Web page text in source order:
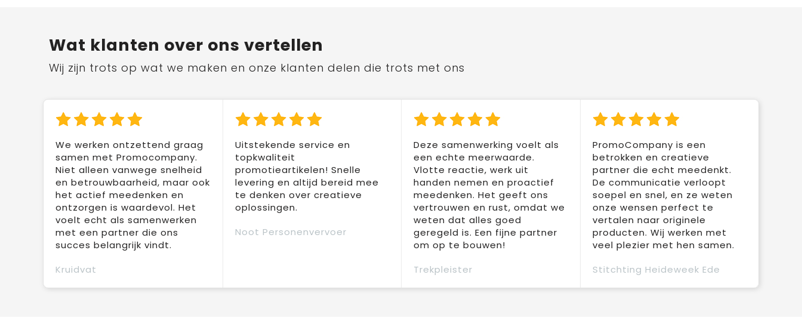
Wat klanten over ons vertellen
Wij zijn trots op wat we maken en onze klanten delen die trots met ons
We werken ontzettend graag
samen met Promocompany.
Niet alleen vanwege snelheid
en betrouwbaarheid, maar ook
het actief meedenken en
ontzorgen is waardevol. Het
voelt echt als samenwerken
met een partner die ons
succes belangrijk vindt.
Kruidvat
Uitstekende service en
topkwaliteit
promotieartikelen! Snelle
levering en altijd bereid mee
te denken over creatieve
oplossingen.
Noot Personenvervoer
Deze samenwerking voelt als
een echte meerwaarde.
Vlotte reactie, werk uit
handen nemen en proactief
meedenken. Het geeft ons
vertrouwen en rust, omdat we
weten dat alles goed
geregeld is. Een fijne partner
om op te bouwen!
Trekpleister
PromoCompany is een
betrokken en creatieve
partner die echt meedenkt.
De communicatie verloopt
soepel en snel, en ze weten
onze wensen perfect te
vertalen naar originele
producten. Wij werken met
veel plezier met hen samen.
Stitchting Heideweek Ede